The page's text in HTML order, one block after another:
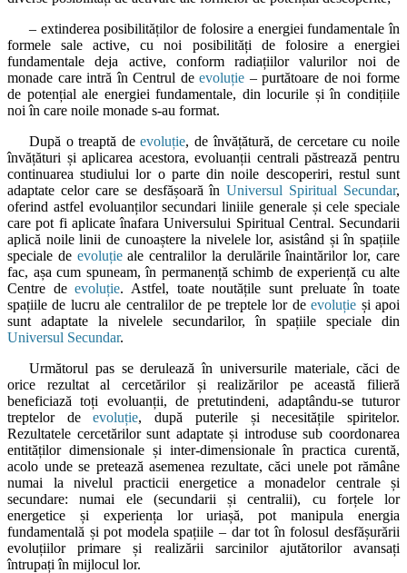
– extinderea posibilităților de folosire a energiei fundamentale în
formele sale active, cu noi posibilități de folosire a energiei
fundamentale deja active, conform radiațiilor valurilor noi de
monade care intră în Centrul deevoluție – purtătoare de noi forme
de potențial ale energiei fundamentale, din locurile și în condițiile
noi în care noile monade s-au format.
După o treaptă deevoluție, de învățătură, de cercetare cu noile
învățături și aplicarea acestora, evoluanții centrali păstrează pentru
continuarea studiului lor o parte din noile descoperiri, restul sunt
adaptate celor care se desfășoară înUniversul Spiritual Secundar,
oferind astfel evoluanților secundari liniile generale și cele speciale
care pot fi aplicate înafara Universului Spiritual Central. Secundarii
aplică noile linii de cunoaștere la nivelele lor, asistând și în spațiile
speciale de evoluțieale centralilor la derulările înaintărilor lor, care
fac, așa cum spuneam, în permanență schimb de experiență cu alte
Centre deevoluție. Astfel, toate noutățile sunt preluate în toate
spațiile de lucru ale centralilor de pe treptele lor deevoluție și apoi
sunt adaptate la nivelele secundarilor, în spațiile speciale din
Universul Secundar.
Următorul pas se derulează în universurile materiale, căci de
orice rezultat al cercetărilor și realizărilor pe această filieră
beneficiază toți evoluanții, de pretutindeni, adaptându-se tuturor
treptelor deevoluție, după puterile și necesitățile spiritelor.
Rezultatele cercetărilor sunt adaptate și introduse sub coordonarea
entităților dimensionale și inter-dimensionale în practica curentă,
acolo unde se pretează asemenea rezultate, căci unele pot rămâne
numai la nivelul practicii energetice a monadelor centrale și
secundare: numai ele (secundarii și centralii), cu forțele lor
energetice și experiența lor uriașă, pot manipula energia
fundamentală și pot modela spațiile – dar tot în folosul desfășurării
evoluțiilor primare și realizării sarcinilor ajutătorilor avansați
întrupați în mijlocul lor.